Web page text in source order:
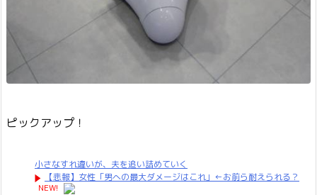
ピックアップ！
小さなすれ違いが、夫を追い詰めていく
【悲報】女性「男への最大ダメージはこれ」←お前ら耐えられる？
NEW!